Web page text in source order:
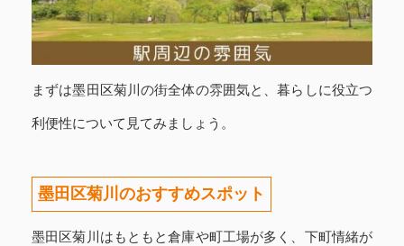
まずは墨田区菊川の街全体の雰囲気と、暮らしに役立つ
利便性について見てみましょう。
墨田区菊川のおすすめスポット
墨田区菊川はもともと倉庫や町工場が多く、下町情緒が